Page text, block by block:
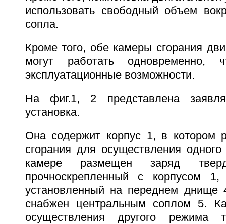
использовать свободный объем
сопла.
Кроме того, обе камеры сгорания
могут работать одновременно,
эксплуатационные возможности.
На фиг.1, 2 представлена
установка.
Она содержит корпус 1, в котором
сгорания для осуществления
камере размещен заряд
прочноскрепленный с корпусом 1,
установленный на переднем днище
снабжен центральным соплом 5.
осуществления другого режима